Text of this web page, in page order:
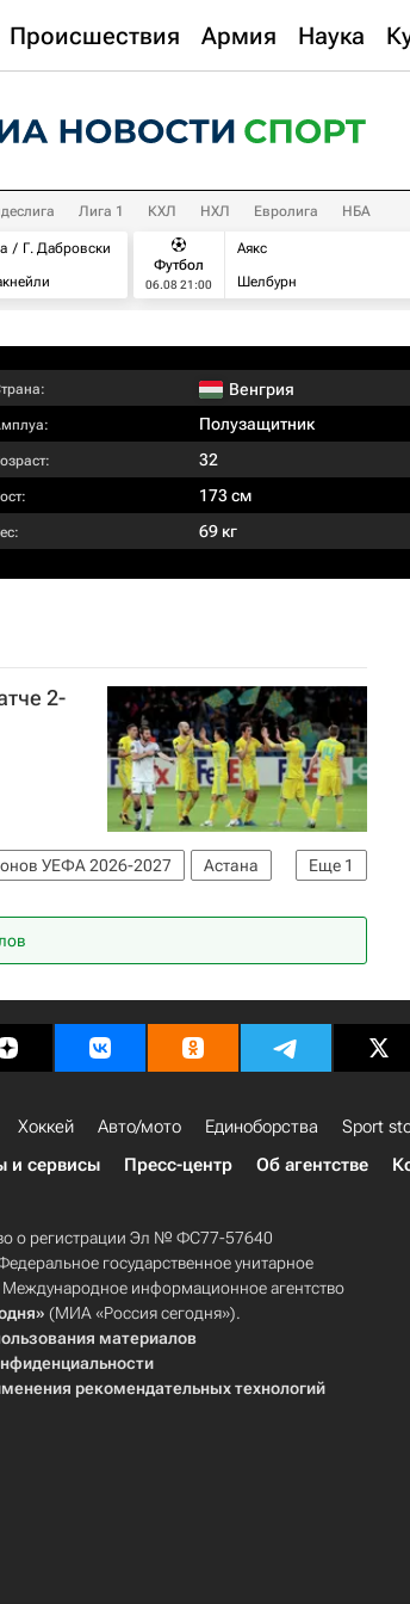
Происшествия Армия Наука
Лига 1 КХЛ НХЛ Евролига НБА
Г. Дабровски
Футбол
06.08 21:00
Аякс
Шелбурн
Венгрия
Полузащитник
32
173 см
69 кг
2-
Еще 1
УЕФА 2026-2027
Астана
Хоккей Авто/мото Единоборства Sport
и сервисы Пресс-центр Об агентстве
о регистрации Эл № ФС77-57640
государственное унитарное
Международное информационное агентство
(МИА «Россия сегодня»).
материалов
рекомендательных технологий